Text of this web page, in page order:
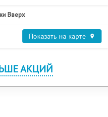
Вверх
Показать на карте
АКЦИЙ